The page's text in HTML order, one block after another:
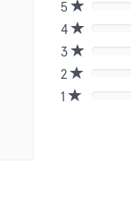
5
(danger)
4
(danger)
3
(danger)
2
1